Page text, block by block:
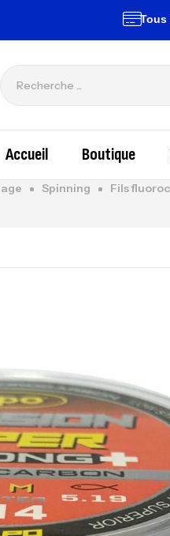
Tous les
Accueil Boutique
Spinning Fils